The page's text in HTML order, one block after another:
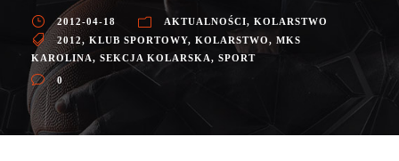
2012-04-18 AKTUALNOŚCI, KOLARSTWO
2012, KLUB SPORTOWY, KOLARSTWO, MKS
KAROLINA, SEKCJA KOLARSKA, SPORT
0